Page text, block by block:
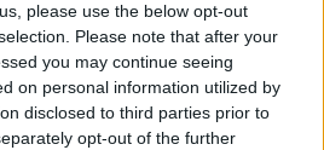
please use the below opt-out
Please note that after your
you may continue seeing
on personal information utilized by
disclosed to third parties prior to
opt-out of the further